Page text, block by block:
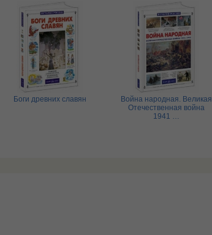
Боги древних славян
Война народная. Великая
Отечественная война
1941 …